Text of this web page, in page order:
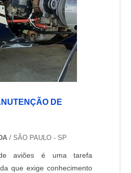
dos voos.
DE
/ SÃO PAULO - SP
aviões é uma tarefa
que exige conhecimento